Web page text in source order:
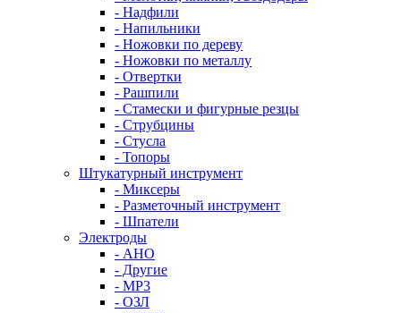
- Надфили
- Напильники
- Ножовки по дереву
- Ножовки по металлу
- Отвертки
- Рашпили
- Стамески и фигурные резцы
- Струбцины
- Стусла
- Топоры
Штукатурный инструмент
- Миксеры
- Разметочный инструмент
- Шпатели
Электроды
- АНО
- Другие
- МР3
- ОЗЛ